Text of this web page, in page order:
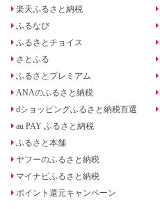
楽天ふるさと納税
ふるなび
ふるさとチョイス
さとふる
ふるさとプレミアム
ANAのふるさと納税
dショッピングふるさと納税百選
au PAY ふるさと納税
ふるさと本舗
ヤフーのふるさと納税
マイナビふるさと納税
ポイント還元キャンペーン